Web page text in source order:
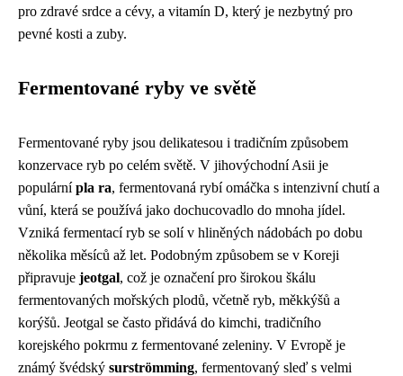
pro zdravé srdce a cévy, a vitamín D, který je nezbytný pro
pevné kosti a zuby.
Fermentované ryby ve světě
Fermentované ryby jsou delikatesou i tradičním způsobem
konzervace ryb po celém světě. V jihovýchodní Asii je
populárnípla ra, fermentovaná rybí omáčka s intenzivní chutí a
vůní, která se používá jako dochucovadlo do mnoha jídel.
Vzniká fermentací ryb se solí v hliněných nádobách po dobu
několika měsíců až let. Podobným způsobem se v Koreji
připravuje jeotgal, což je označení pro širokou škálu
fermentovaných mořských plodů, včetně ryb, měkkýšů a
korýšů. Jeotgal se často přidává do kimchi, tradičního
korejského pokrmu z fermentované zeleniny. V Evropě je
známý švédský surströmming, fermentovaný sleď s velmi